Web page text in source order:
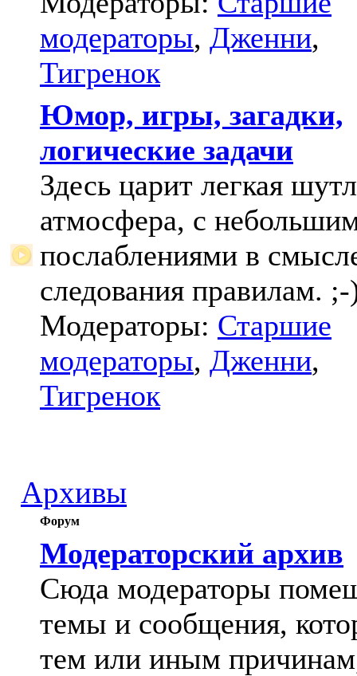
модераторы, Дженни,
Тигренок
Юмор, игры, загадки,
логические задачи
Здесь царит легкая
атмосфера, с
послаблениями в
следования правилам.
Модераторы: Старшие
модераторы, Дженни,
Тигренок
Архивы
Форум
Модераторский архив
Сюда модераторы
темы и сообщения,
тем или иным